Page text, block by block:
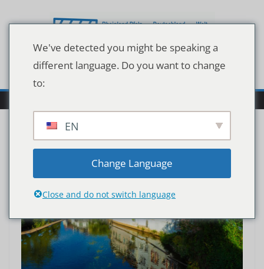
Inhalt
We've detected you might be speaking a
different language. Do you want to change
to:
EN
Change Language
Close and do not switch language